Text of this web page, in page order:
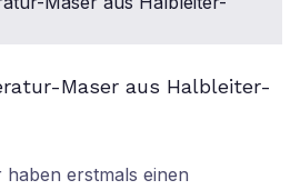
Maser aus Halbleiter-
erstmals einen